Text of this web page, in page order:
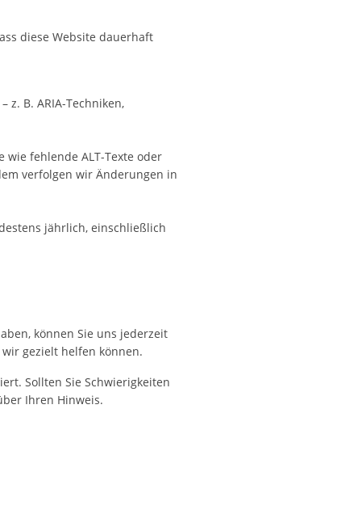
diese Website dauerhaft
B. ARIA-Techniken,
fehlende ALT-Texte oder
verfolgen wir Änderungen in
jährlich, einschließlich
können Sie uns jederzeit
gezielt helfen können.
Sollten Sie Schwierigkeiten
Ihren Hinweis.